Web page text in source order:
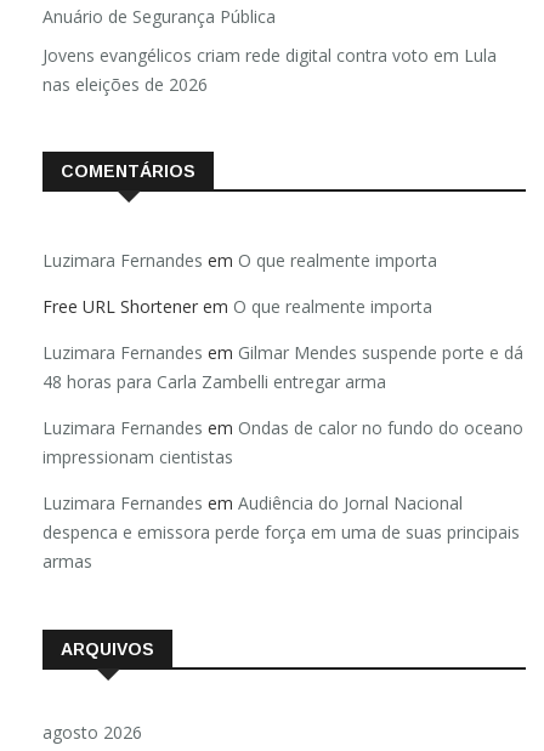
Anuário de Segurança Pública
Jovens evangélicos criam rede digital contra voto em Lula
nas eleições de 2026
COMENTÁRIOS
Luzimara Fernandes em O que realmente importa
Free URL Shortener em O que realmente importa
Luzimara Fernandes em Gilmar Mendes suspende porte e dá
48 horas para Carla Zambelli entregar arma
Luzimara Fernandes em Ondas de calor no fundo do oceano
impressionam cientistas
Luzimara Fernandes em Audiência do Jornal Nacional
despenca e emissora perde força em uma de suas principais
armas
ARQUIVOS
agosto 2026